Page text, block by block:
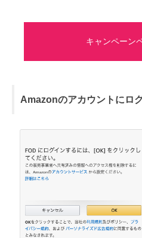
キャンペーン
Amazonのアカウントにロ